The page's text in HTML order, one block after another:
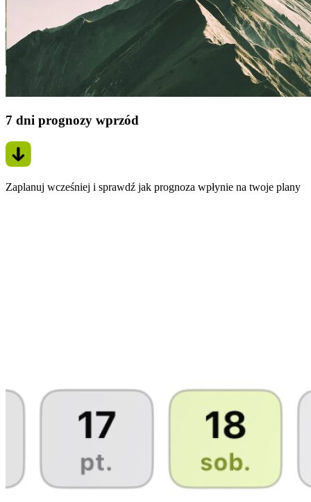
7 dni prognozy wprzód
Zaplanuj wcześniej i sprawdź jak prognoza wpłynie na twoje plany